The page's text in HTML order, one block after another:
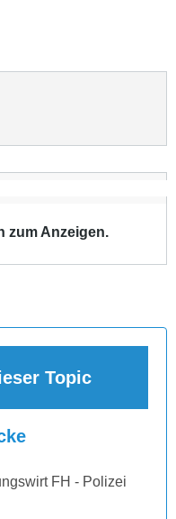
zum Anzeigen.
Topic
FH - Polizei